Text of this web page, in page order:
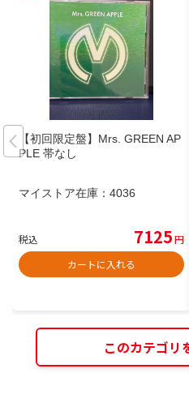
【初回限定盤】Mrs. GREEN AP
PLE 帯なし
マイストア在庫： 4036
税込 7125円
カートに入れる
このカテゴリ